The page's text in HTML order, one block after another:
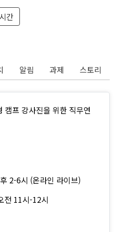
간
알림 과제 스토리
캠프 강사진을 위한 직무연
2-6시 (온라인 라이브)
전 11시-12시